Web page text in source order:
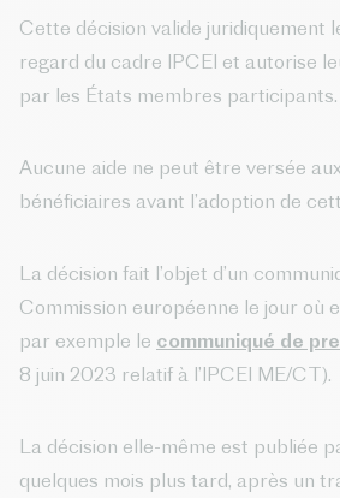
Cette décision valide juridiquement
regard du cadre IPCEI et autorise
par les États membres participants.
Aucune aide ne peut être versée
bénéficiaires avant l’adoption de
La décision fait l’objet d’un
Commission européenne le jour où
par exemple le communiqué de
8 juin 2023 relatif à l’IPCEI ME/CT).
La décision elle-même est publiée
quelques mois plus tard, après un